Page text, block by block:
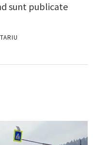
sunt publicate